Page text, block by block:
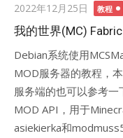
Posted
on
2022年12月25日 教程
我的世界(MC)
Debian系统使用
MOD服务器的教程，
服务端的也可以参考
MOD API，用于
asiekierka和